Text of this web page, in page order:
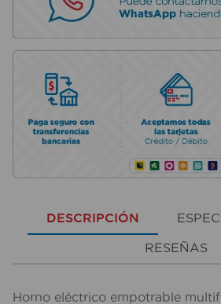
DESCRIPCIÓN
RESEÑAS
Horno eléctrico empotrable